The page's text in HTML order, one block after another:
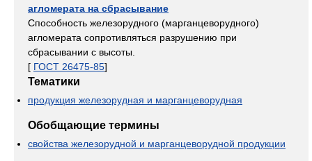
агломерата на сбрасывание
Способность железорудного (марганцеворудного)
агломерата сопротивляться разрушению при
сбрасывании с высоты.
[ ГОСТ 26475-85]
Тематики
продукция железорудная и марганцеворудная
Обобщающие термины
свойства железорудной и марганцеворудной продукции